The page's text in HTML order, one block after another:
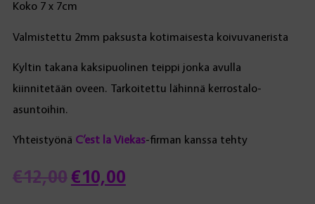
€12,00Alkuperäinen
€10,00Nykyinen
Koko 7 x 7cm
Valmistettu 2mm paksusta kotimaisesta koivuvanerista
Kyltin takana kaksipuolinen teippi jonka avulla
kiinnitetään oveen. Tarkoitettu lähinnä kerrostalo-
asuntoihin.
Yhteistyönä C’est la Viekas-firman kanssa tehty